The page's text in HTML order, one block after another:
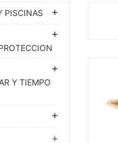
PISCINAS
Y TIEMPO